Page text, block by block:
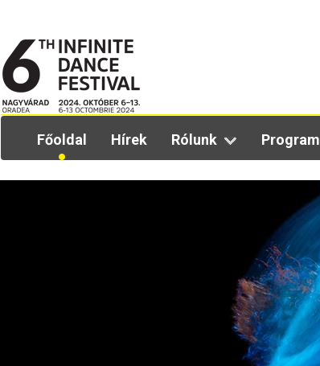
Főoldal Hírek Rólunk Program